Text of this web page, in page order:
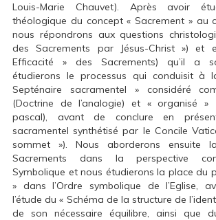
Louis-Marie Chauvet). Après avoir
théologique du concept « Sacrement » au
nous répondrons aux questions
des Sacrements par Jésus-Christ ») et
Efficacité » des Sacrements) qu’il a
étudierons le processus qui conduisit à
Septénaire sacramentel » considéré
(Doctrine de l’analogie) et « organisé »
pascal), avant de conclure en
sacramentel synthétisé par le Concile
sommet »). Nous aborderons ensuite
Sacrements dans la perspective
Symbolique et nous étudierons la place du
» dans l’Ordre symbolique de l’Eglise,
l’étude du « Schéma de la structure de
de son nécessaire équilibre, ainsi que